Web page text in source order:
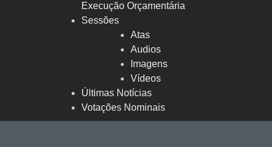
Execução Orçamentária
Sessões
Atas
Audios
Imagens
Vídeos
Últimas Notícias
Votações Nominais